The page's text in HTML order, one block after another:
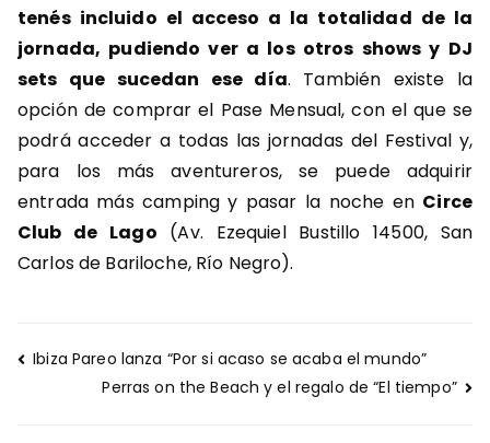
tenés incluido el acceso a la totalidad de la
jornada, pudiendo ver a los otros shows y DJ
sets que sucedan ese día. También existe la
opción de comprar el Pase Mensual, con el que se
podrá acceder a todas las jornadas del Festival y,
para los más aventureros, se puede adquirir
entrada más camping y pasar la noche en Circe
Club de Lago (Av. Ezequiel Bustillo 14500, San
Carlos de Bariloche, Río Negro).
Navegación
Ibiza Pareo lanza “Por si acaso se acaba el mundo”
Perras on the Beach y el regalo de “El tiempo”